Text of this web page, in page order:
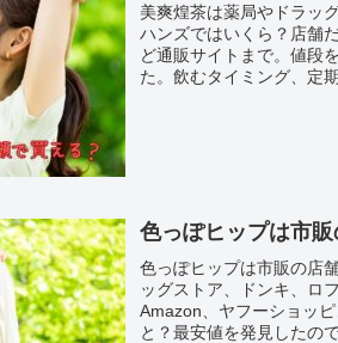
美爽煌茶は薬局やドラッ
ハンズではいくら？店舗
ど通販サイトまで。値段
た。飲むタイミング、定
色っぽヒップは市
色っぽヒップは市販の店
ッグストア、ドンキ、ロ
Amazon、ヤフーショッ
と？最安値を発見したの